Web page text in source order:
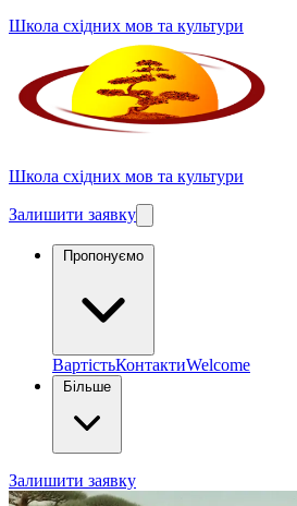
Школа східних мов та культури
Школа східних мов та культури
Залишити заявку
ВартістьКонтактиWelcome
Залишити заявку